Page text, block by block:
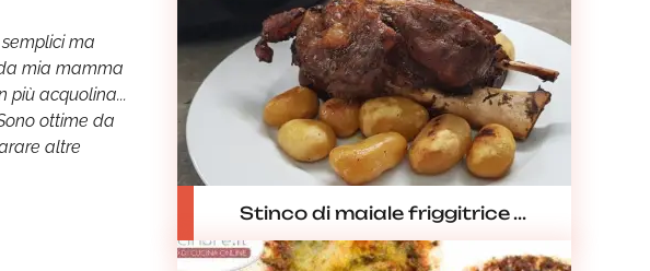
ma
mia mamma
più acquolina...
ottime da
altre
Stinco di maiale friggitrice ...